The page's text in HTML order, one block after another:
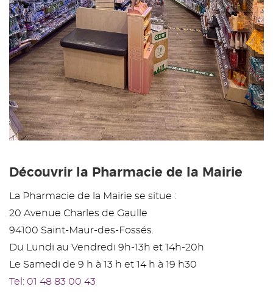
Découvrir la Pharmacie de la Mairie
La Pharmacie de la Mairie se situe :
20 Avenue Charles de Gaulle
94100 Saint-Maur-des-Fossés.
Du Lundi au Vendredi 9h-13h et 14h-20h
Le Samedi de 9 h à 13 h et 14 h à 19 h30
Tel: 01 48 83 00 43